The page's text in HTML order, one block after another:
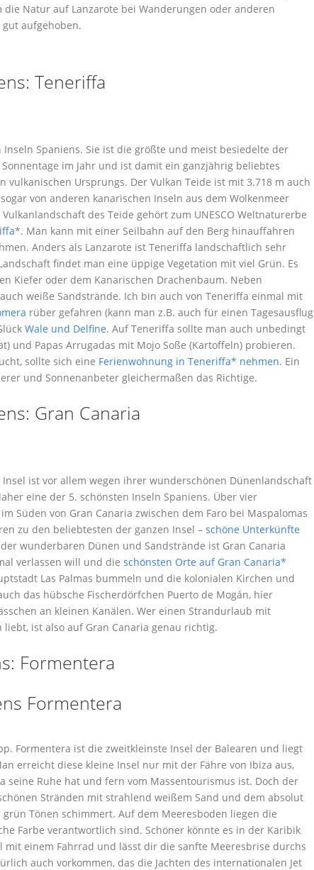
Natur auf Lanzarote bei Wanderungen oder anderen
aufgehoben.
Teneriffa
Spaniens. Sie ist die größte und meist besiedelte der
im Jahr und ist damit ein ganzjährig beliebtes
vulkanischen Ursprungs. Der Vulkan Teide ist mit 3.718 m auch
von anderen kanarischen Inseln aus dem Wolkenmeer
des Teide gehört zum UNESCO Weltnaturerbe
*. Man kann mit einer Seilbahn auf den Berg hinauffahren
Anders als Lanzarote ist Teneriffa landschaftlich sehr
findet man eine üppige Vegetation mit viel Grün. Es
Kiefer oder dem Kanarischen Drachenbaum. Neben
weiße Sandstrände. Ich bin auch von Teneriffa einmal mit
rüber gefahren (kann man z.B. auch für einen Tagesausflug
Wale und Delfine. Auf Teneriffa sollte man auch unbedingt
und Papas Arrugadas mit Mojo Soße (Kartoffeln) probieren.
sollte sich eine Ferienwohnung in Teneriffa* nehmen. Ein
und Sonnenanbeter gleichermaßen das Richtige.
Gran Canaria
ist vor allem wegen ihrer wunderschönen Dünenlandschaft
eine der 5. schönsten Inseln Spaniens. Über vier
Süden von Gran Canaria zwischen dem Faro bei Maspalomas
zu den beliebtesten der ganzen Insel –schöne Unterkünfte
wunderbaren Dünen und Sandstrände ist Gran Canaria
verlassen will und dieschönsten Orte auf Gran Canaria*
Las Palmas bummeln und die kolonialen Kirchen und
das hübsche Fischerdörfchen Puerto de Mogán, hier
an kleinen Kanälen. Wer einen Strandurlaub mit
ist also auf Gran Canaria genau richtig.
Formentera
Formentera ist die zweitkleinste Insel der Balearen und liegt
erreicht diese kleine Insel nur mit der Fähre von Ibiza aus,
seine Ruhe hat und fern vom Massentourismus ist. Doch der
Stränden mit strahlend weißem Sand und dem absolut
Tönen schimmert. Auf dem Meeresboden liegen die
Farbe verantwortlich sind. Schöner könnte es in der Karibik
einem Fahrrad und lässt dir die sanfte Meeresbrise durchs
auch vorkommen, das die Jachten des internationalen Jet